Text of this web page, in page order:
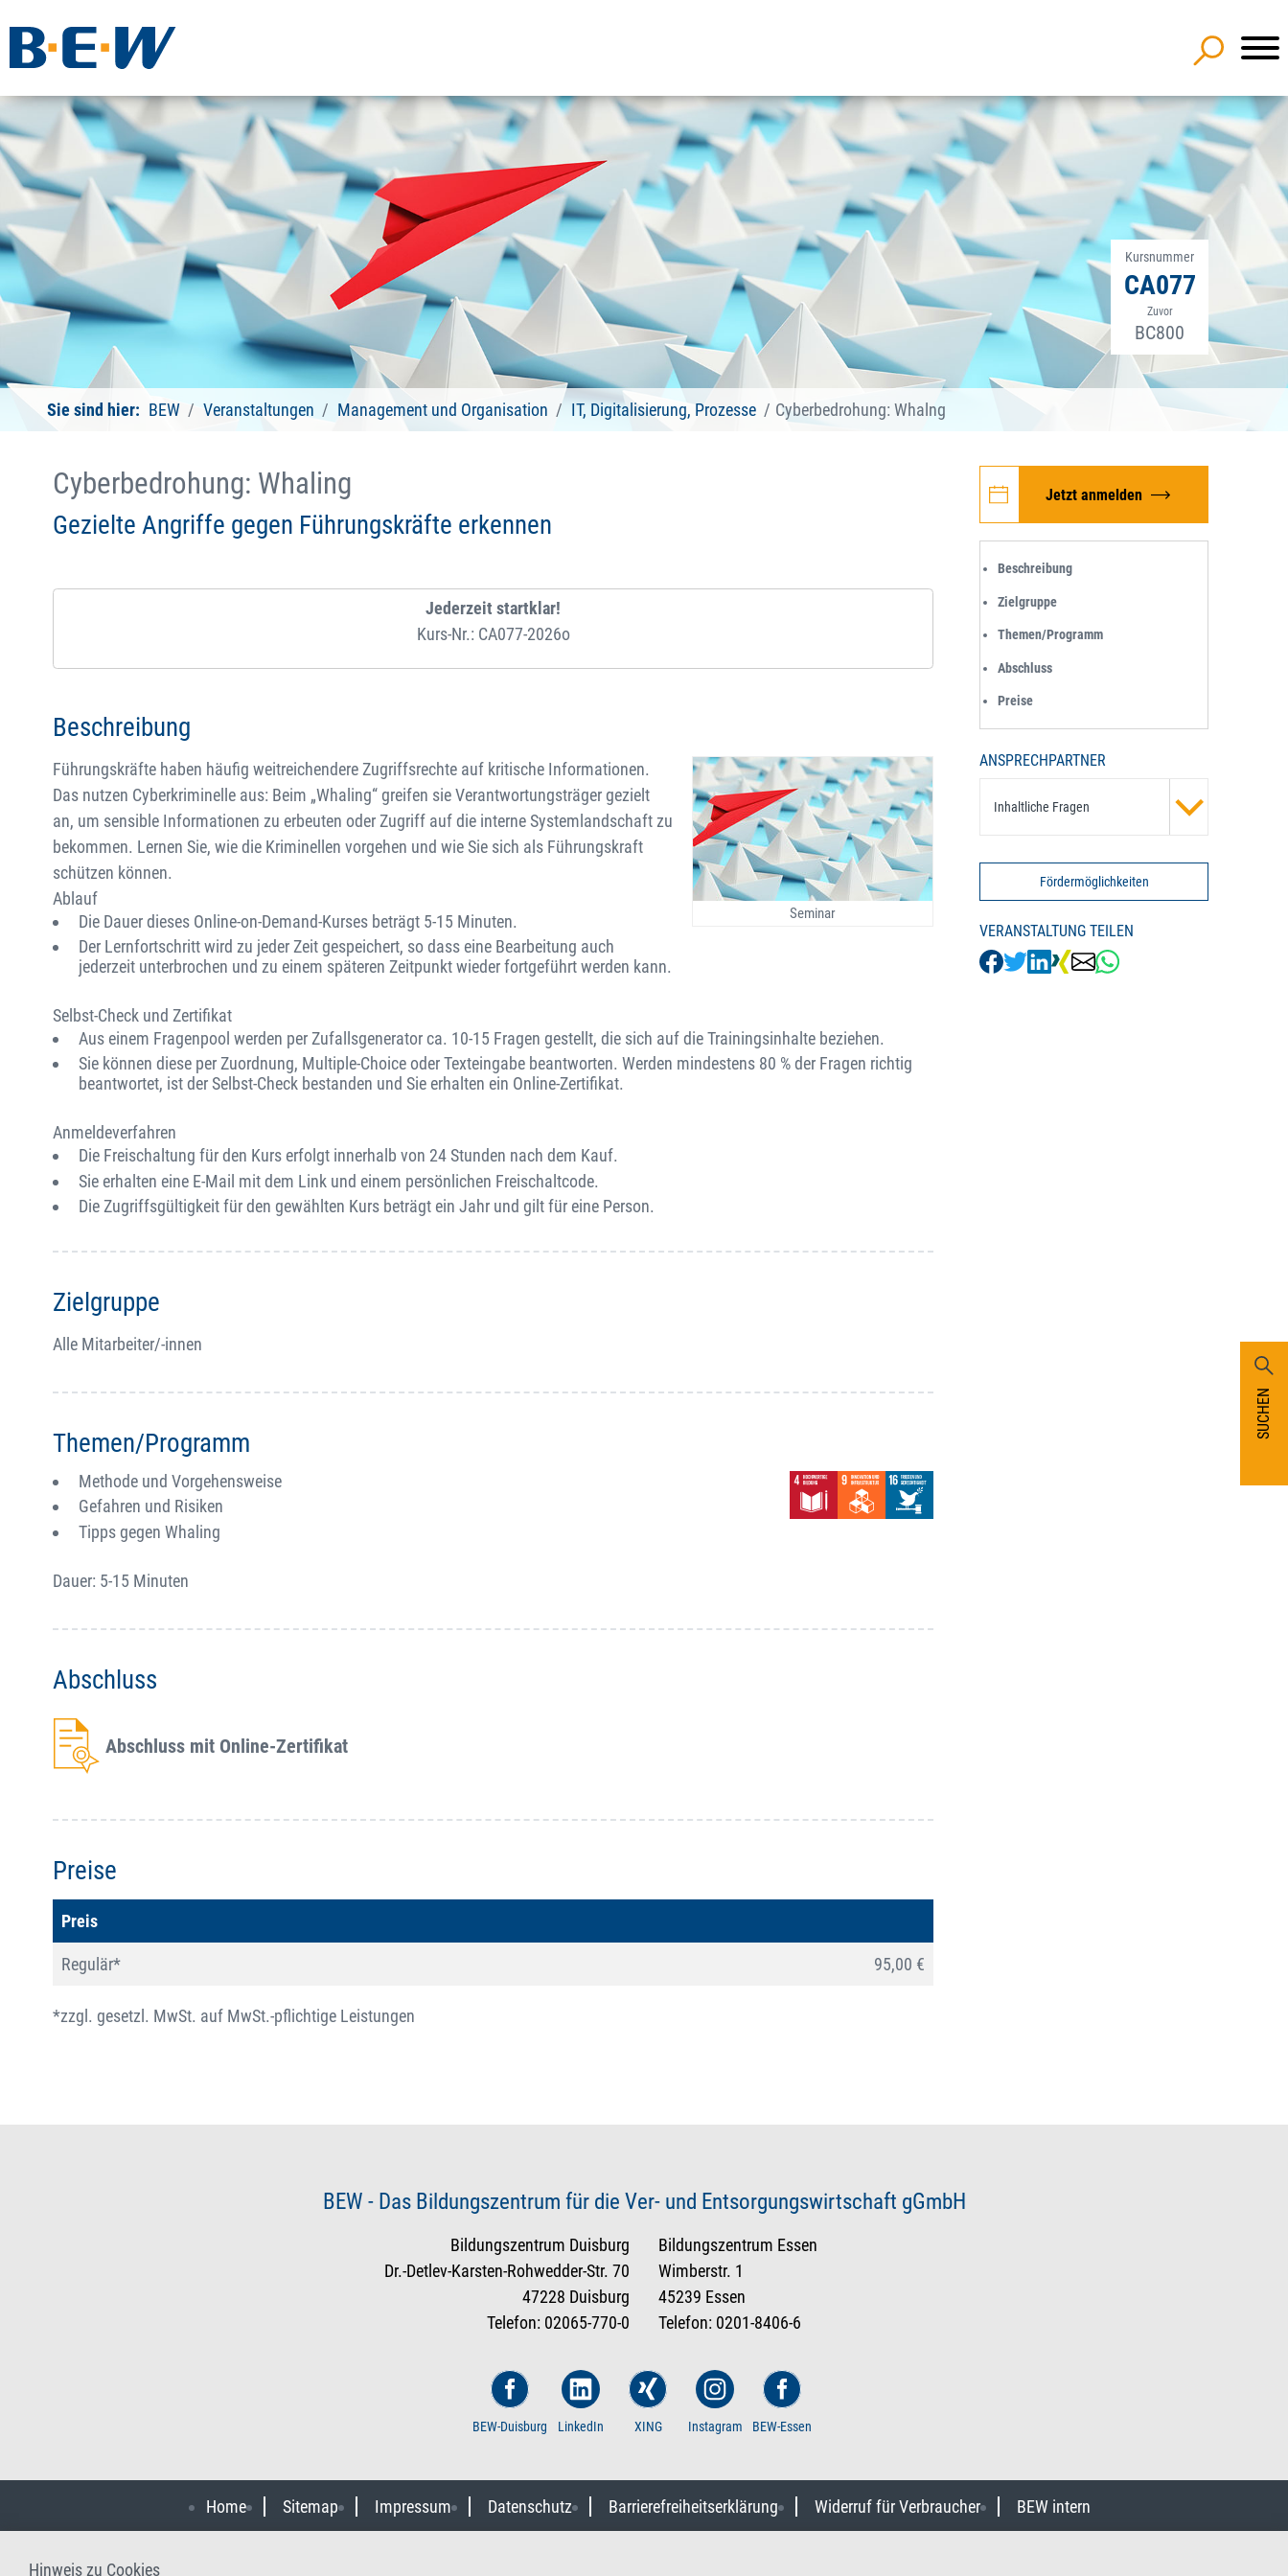
SUCHEN
Kursnummer
CA077
Zuvor
BC800
Sie sind hier: BEW Veranstaltungen Management und Organisation IT, Digitalisierung, Prozesse Cyberbedrohung: Whalng
Cyberbedrohung: Whaling
Gezielte Angriffe gegen Führungskräfte erkennen
Jederzeit startklar!
Kurs-Nr.: CA077-2026o
Beschreibung
Seminar
Führungskräfte haben häufig weitreichendere Zugriffsrechte auf kritische Informationen.
Das nutzen Cyberkriminelle aus: Beim „Whaling“ greifen sie Verantwortungsträger gezielt
an, um sensible Informationen zu erbeuten oder Zugriff auf die interne Systemlandschaft zu
bekommen. Lernen Sie, wie die Kriminellen vorgehen und wie Sie sich als Führungskraft
schützen können.
Ablauf
Die Dauer dieses Online-on-Demand-Kurses beträgt 5-15 Minuten.
Der Lernfortschritt wird zu jeder Zeit gespeichert, so dass eine Bearbeitung auch
jederzeit unterbrochen und zu einem späteren Zeitpunkt wieder fortgeführt werden kann.
Selbst-Check und Zertifikat
Aus einem Fragenpool werden per Zufallsgenerator ca. 10-15 Fragen gestellt, die sich auf die Trainingsinhalte beziehen.
Sie können diese per Zuordnung, Multiple-Choice oder Texteingabe beantworten. Werden mindestens 80 % der Fragen richtig
beantwortet, ist der Selbst-Check bestanden und Sie erhalten ein Online-Zertifikat.
Anmeldeverfahren
Die Freischaltung für den Kurs erfolgt innerhalb von 24 Stunden nach dem Kauf.
Sie erhalten eine E-Mail mit dem Link und einem persönlichen Freischaltcode.
Die Zugriffsgültigkeit für den gewählten Kurs beträgt ein Jahr und gilt für eine Person.
Zielgruppe
Alle Mitarbeiter/-innen
Themen/Programm
Methode und Vorgehensweise
Gefahren und Risiken
Tipps gegen Whaling
Dauer: 5-15 Minuten
Abschluss
Abschluss mit Online-Zertifikat
Preise
Preis
Regulär* 95,00 €
*zzgl. gesetzl. MwSt. auf MwSt.-pflichtige Leistungen
Jetzt anmelden
Beschreibung
Zielgruppe
Themen/Programm
Abschluss
Preise
ANSPRECHPARTNER
Inhaltliche Fragen
Fördermöglichkeiten
VERANSTALTUNG TEILEN
BEW - Das Bildungszentrum für die Ver- und Entsorgungswirtschaft gGmbH
Bildungszentrum Duisburg
Dr.-Detlev-Karsten-Rohwedder-Str. 70
47228 Duisburg
Telefon: 02065-770-0
Bildungszentrum Essen
Wimberstr. 1
45239 Essen
Telefon: 0201-8406-6
BEW-Duisburg LinkedIn XING Instagram BEW-Essen
Home Sitemap Impressum Datenschutz Barrierefreiheitserklärung Widerruf für Verbraucher BEW intern
Hinweis zu Cookies